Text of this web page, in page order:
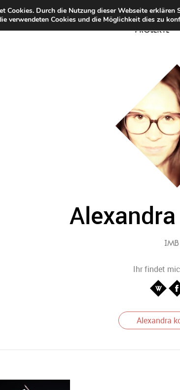
PROJEKTE
Ihr findet
Alexandra
Cookies. Durch die Nutzung dieser Webseite
verwendeten Cookies und die Möglichkeit dies zu